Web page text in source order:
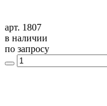
арт. 1807
в наличии
по запросу